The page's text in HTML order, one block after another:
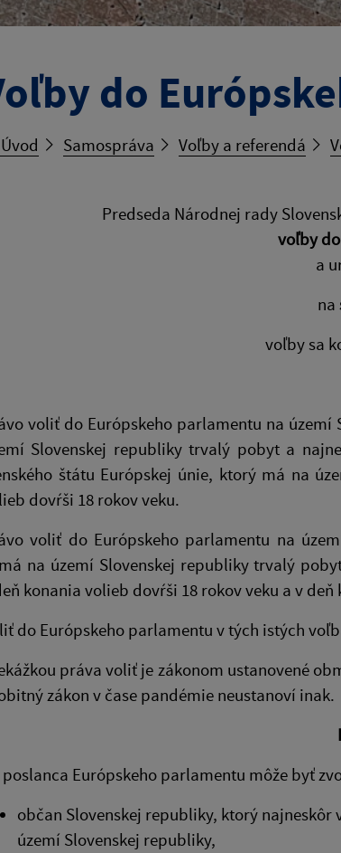
do
Úvod Samospráva Voľby a referendá
Predseda Národnej rady
voľby
a
na
voľby sa
voliť do Európskeho parlamentu na
Slovenskej republiky trvalý pobyt a
štátu Európskej únie, ktorý má na
dovŕši 18 rokov veku.
voliť do Európskeho parlamentu na
na území Slovenskej republiky trvalý
konania volieb dovŕši 18 rokov veku a v
do Európskeho parlamentu v tých istých
práva voliť je zákonom ustanovené
zákon v čase pandémie neustanoví inak.
poslanca Európskeho parlamentu môže byť
občan Slovenskej republiky, ktorý
území Slovenskej republiky,